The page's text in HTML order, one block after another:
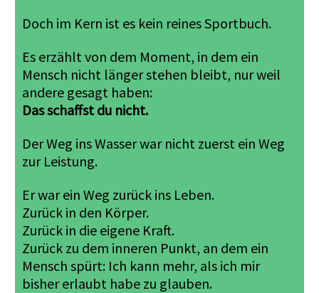
Doch im Kern ist es kein reines Sportbuch.
Es erzählt von dem Moment, in dem ein
Mensch nicht länger stehen bleibt, nur weil
andere gesagt haben:
Das schaffst du nicht.
Der Weg ins Wasser war nicht zuerst ein Weg
zur Leistung.
Er war ein Weg zurück ins Leben.
Zurück in den Körper.
Zurück in die eigene Kraft.
Zurück zu dem inneren Punkt, an dem ein
Mensch spürt: Ich kann mehr, als ich mir
bisher erlaubt habe zu glauben.